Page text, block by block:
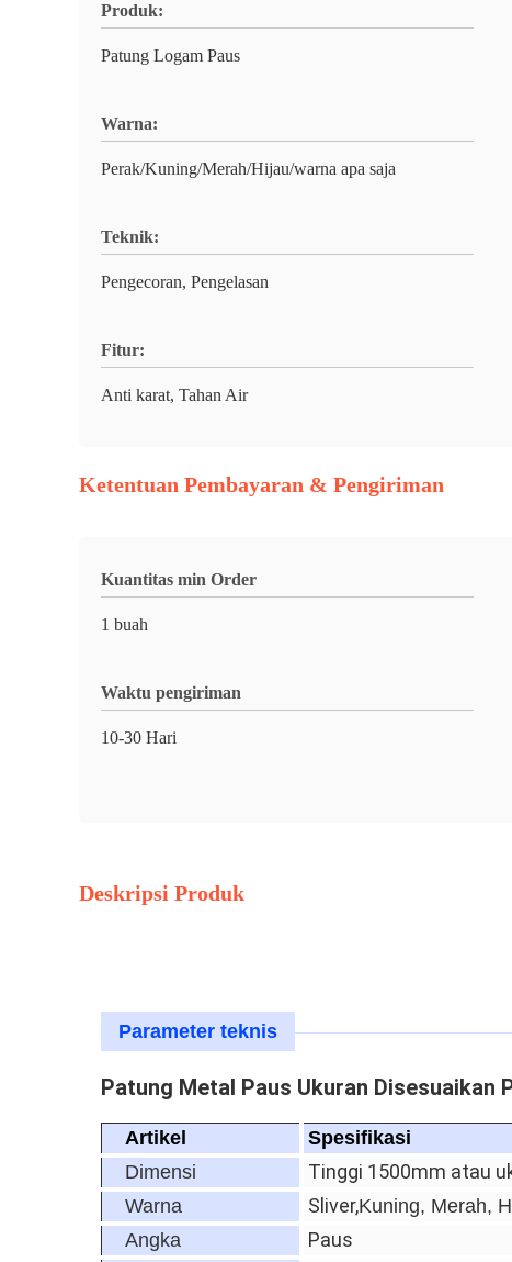
Produk:
Patung Logam Paus
Warna:
Perak/Kuning/Merah/Hijau/warna apa saja
Teknik:
Pengecoran, Pengelasan
Fitur:
Anti karat, Tahan Air
Ketentuan Pembayaran & Pengiriman
Kuantitas min Order
1 buah
Waktu pengiriman
10-30 Hari
Deskripsi Produk
Parameter teknis
Patung Metal Paus Ukuran Disesuaikan
Artikel
Spesifikasi
Dimensi
Tinggi 1500mm atau
Warna Sliver,Kuning, Merah,
Angka
Paus